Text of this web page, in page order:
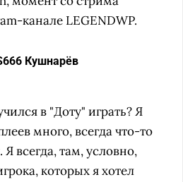
канале LEGENDWP.
Кушнарёв
в "Доту" играть? Я
много, всегда что-то
всегда, там, условно,
которых я хотел